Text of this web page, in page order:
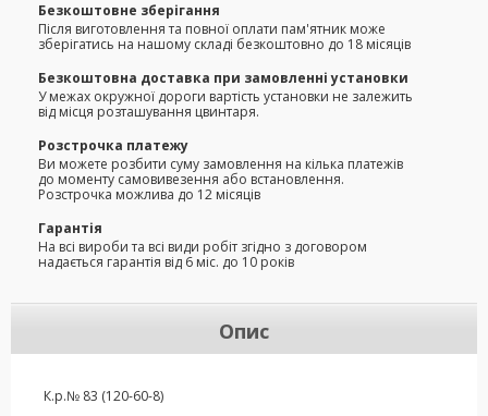
Безкоштовне зберігання
Після виготовлення та повної оплати пам'ятник може
зберігатись на нашому складі безкоштовно до 18 місяців
Безкоштовна доставка при замовленні установки
У межах окружної дороги вартість установки не залежить
від місця розташування цвинтаря.
Розстрочка платежу
Ви можете розбити суму замовлення на кілька платежів
до моменту самовивезення або встановлення.
Розстрочка можлива до 12 місяців
Гарантія
На всі вироби та всі види робіт згідно з договором
надається гарантія від 6 міс. до 10 років
Опис
К.р.№ 83 (120-60-8)